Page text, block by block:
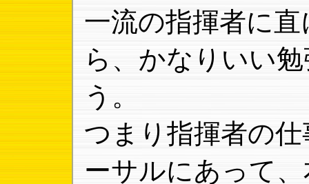
一流の指揮者に
ら、かなりいい
う。
つまり指揮者の
ーサルにあって